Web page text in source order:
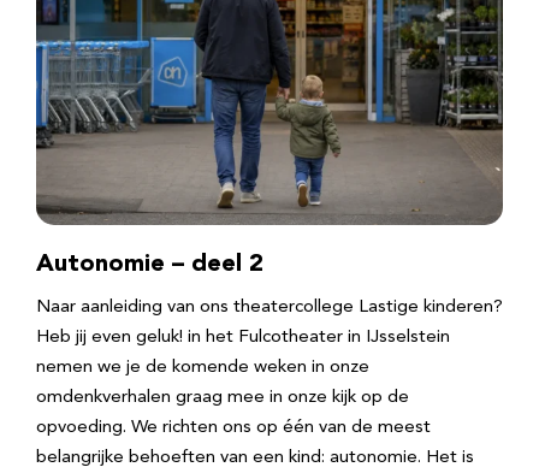
Autonomie – deel 2
Naar aanleiding van ons theatercollege Lastige kinderen?
Heb jij even geluk! in het Fulcotheater in IJsselstein
nemen we je de komende weken in onze
omdenkverhalen graag mee in onze kijk op de
opvoeding. We richten ons op één van de meest
belangrijke behoeften van een kind: autonomie. Het is